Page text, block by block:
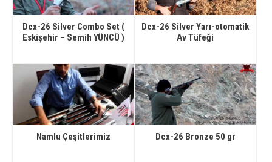
Dcx-26 Silver Combo Set (
Eskişehir – Semih YÜNCÜ )
Dcx-26 Silver Yarı-otomatik
Av Tüfeği
Namlu Çeşitlerimiz Dcx-26 Bronze 50 gr